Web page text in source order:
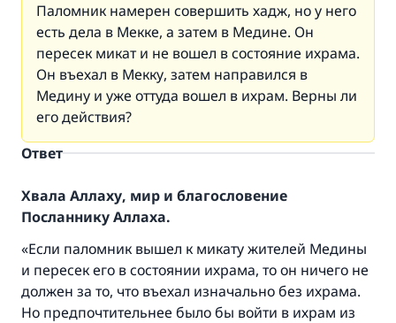
Паломник намерен совершить хадж, но у него
есть дела в Мекке, а затем в Медине. Он
пересек микати не вошел в состояние ихрама.
Он въехал в Мекку, затем направился в
Медину и уже оттуда вошел в ихрам. Верны ли
его действия?
Ответ
Хвала Аллаху, мир и благословение
Посланнику Аллаха.
«Если паломник вышел к микату жителей Медины
и пересек его в состоянии ихрама, то он ничего не
должен за то, что въехал изначально без ихрама.
Но предпочтительнее было бы войти в ихрам из
Ответ № 110845 помог сохранить
брак.